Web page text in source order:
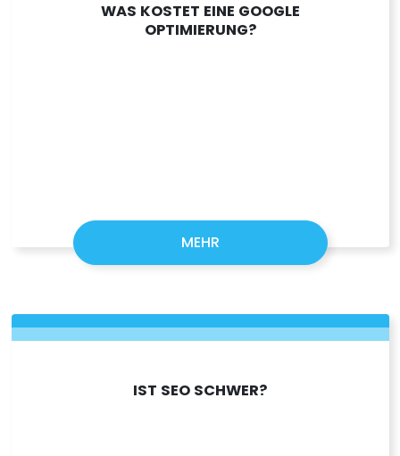
WAS KOSTET EINE GOOGLE
OPTIMIERUNG?
MEHR
IST SEO SCHWER?